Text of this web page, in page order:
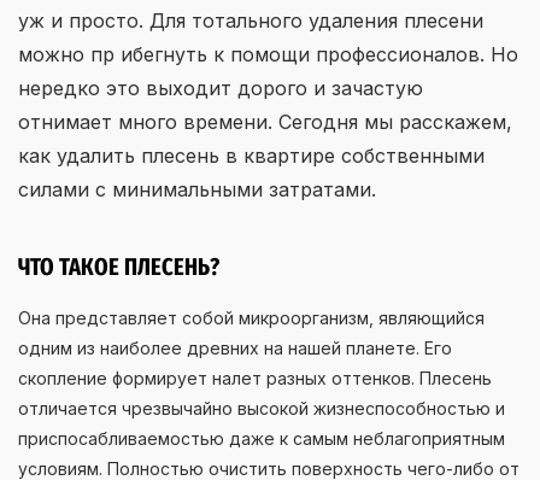
уж и просто. Для тотального удаления плесени
можно пр ибегнуть к помощи профессионалов. Но
нередко это выходит дорого и зачастую
отнимает много времени. Сегодня мы расскажем,
как удалить плесень в квартире собственными
силами с минимальными затратами.
ЧТО ТАКОЕ ПЛЕСЕНЬ?
Она представляет собой микроорганизм, являющийся
одним из наиболее древних на нашей планете. Его
скопление формирует налет разных оттенков. Плесень
отличается чрезвычайно высокой жизнеспособностью и
приспосабливаемостью даже к самым неблагоприятным
условиям. Полностью очистить поверхность чего-либо от